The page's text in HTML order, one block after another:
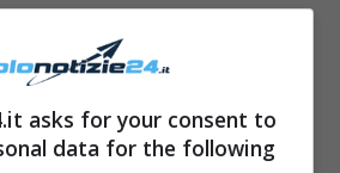
asks for your consent to
data for the following